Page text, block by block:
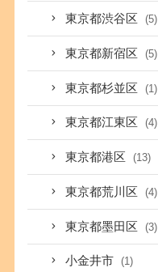
東京都渋谷区 (5)
東京都新宿区 (5)
東京都杉並区 (1)
東京都江東区 (4)
東京都港区 (13)
東京都荒川区 (4)
東京都墨田区 (3)
小金井市 (1)